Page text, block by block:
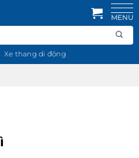
Xe thang di động